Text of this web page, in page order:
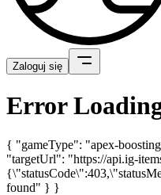
Zaloguj się
Error
{ "gameType": "apex-
"targetUrl": "https://api.ig-
found" } }